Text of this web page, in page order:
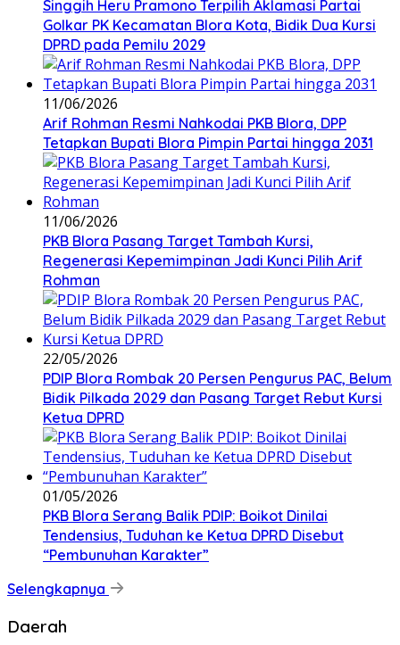
Singgih Heru Pramono Terpilih Aklamasi Partai
Golkar PK Kecamatan Blora Kota, Bidik Dua Kursi
DPRD pada Pemilu 2029
11/06/2026
Arif Rohman Resmi Nahkodai PKB Blora, DPP
Tetapkan Bupati Blora Pimpin Partai hingga 2031
11/06/2026
PKB Blora Pasang Target Tambah Kursi,
Regenerasi Kepemimpinan Jadi Kunci Pilih Arif
Rohman
22/05/2026
PDIP Blora Rombak 20 Persen Pengurus PAC, Belum
Bidik Pilkada 2029 dan Pasang Target Rebut Kursi
Ketua DPRD
01/05/2026
PKB Blora Serang Balik PDIP: Boikot Dinilai
Tendensius, Tuduhan ke Ketua DPRD Disebut
“Pembunuhan Karakter”
Selengkapnya
Daerah